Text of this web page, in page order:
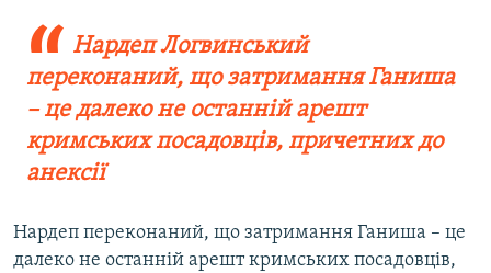
Нардеп Логвинський
переконаний, що затримання Ганиша
– це далеко не останній арешт
кримських посадовців, причетних до
анексії
Нардеп переконаний, що затримання Ганиша – це
далеко не останній арешт кримських посадовців,